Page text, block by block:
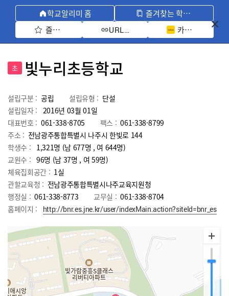
학교알리미 홈
즐겨찾는 학교 모아보기
즐겨찾기 선택
URL 복사 카카오톡 공유
초 빛누리초등학교
설립구분 : 공립 설립유형 : 단설
설립일자 : 2016년 03월 01일
대표번호 : 061-338-8705 팩스 : 061-338-8799
주소 : 전남광주통합특별시 나주시 한빛로 144
학생수 : 1,321명 (남 677명 , 여 644명)
교원수 : 96명 (남 37명 , 여 59명)
체육집회공간 : 1실
관할교육청 : 전남광주통합특별시나주교육지원청
행정실 : 061-338-8773 교무실 : 061-338-8704
홈페이지 :
http://bnr.es.jne.kr/user/indexMain.action?siteId=bnr_es